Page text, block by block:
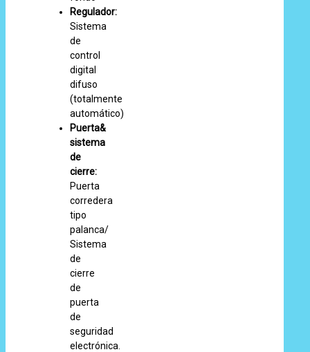
Regulador:
Sistema
de
control
digital
difuso
(totalmente
automático)
Puerta&
sistema
de
cierre:
Puerta
corredera
tipo
palanca/
Sistema
de
cierre
de
puerta
de
seguridad
electrónica.